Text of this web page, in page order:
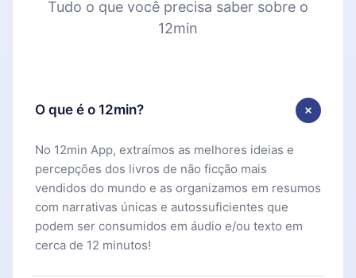
Tudo o que você precisa saber sobre o
12min
O que é o 12min?
No 12min App, extraímos as melhores ideias e
percepções dos livros de não ficção mais
vendidos do mundo e as organizamos em resumos
com narrativas únicas e autossuficientes que
podem ser consumidos em áudio e/ou texto em
cerca de 12 minutos!